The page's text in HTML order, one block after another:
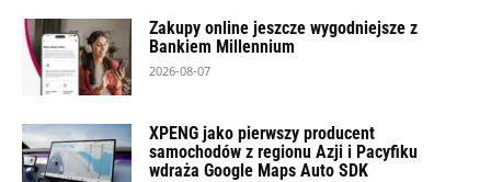
Zakupy online jeszcze wygodniejsze z
Bankiem Millennium
2026-08-07
XPENG jako pierwszy producent
samochodów z regionu Azji i Pacyfiku
wdraża Google Maps Auto SDK